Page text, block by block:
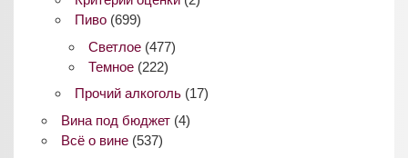
Пиво(699)
Светлое (477)
Темное (222)
Прочий алкоголь(17)
Вина под бюджет(4)
Всё о вине(537)